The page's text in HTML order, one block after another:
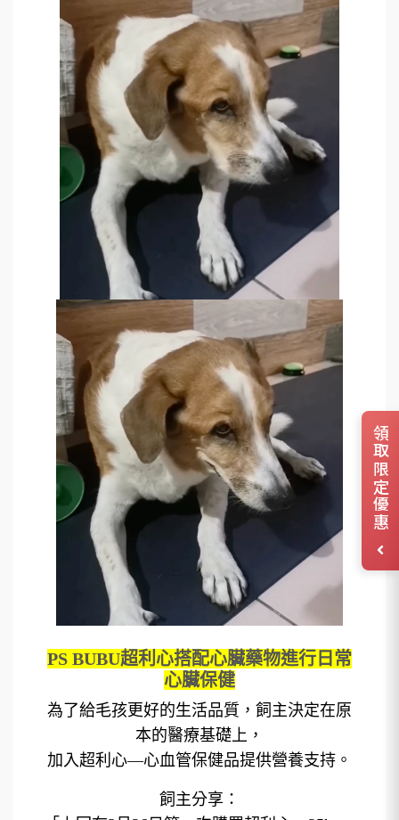
PS BUBU超利心搭配心臟藥物進行日常
心臟保健
為了給毛孩更好的生活品質，飼主決定在原
本的醫療基礎上，
加入超利心—心血管保健品提供營養支持。
飼主分享：
領取限定優惠